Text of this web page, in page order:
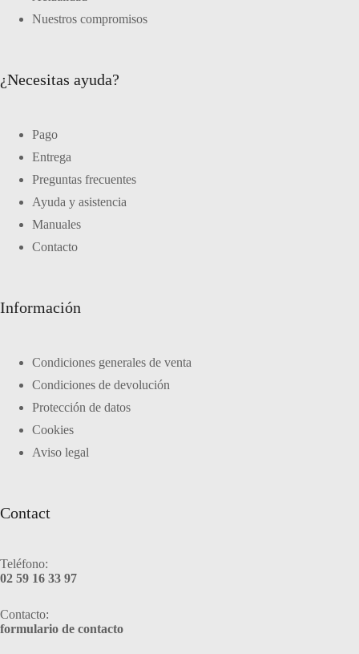
Nuestros compromisos
¿Necesitas ayuda?
Pago
Entrega
Preguntas frecuentes
Ayuda y asistencia
Manuales
Contacto
Información
Condiciones generales de venta
Condiciones de devolución
Protección de datos
Cookies
Aviso legal
Contact
Teléfono:
02 59 16 33 97
Contacto:
formulario de contacto